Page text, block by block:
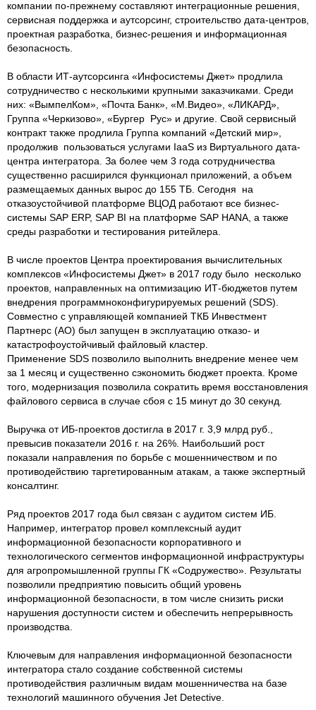
компании по-прежнему составляют интеграционные решения,
сервисная поддержка и аутсорсинг, строительство дата-центров,
проектная разработка, бизнес-решения и информационная
безопасность.
В области ИТ-аутсорсинга «Инфосистемы Джет» продлила
сотрудничество с несколькими крупными заказчиками. Среди
них: «ВымпелКом», «Почта Банк», «М.Видео», «ЛИКАРД»,
Группа «Черкизово», «Бургер Рус» и другие. Свой сервисный
контракт также продлила Группа компаний «Детский мир»,
продолжив пользоваться услугами IaaS из Виртуального дата-
центра интегратора. За более чем 3 года сотрудничества
существенно расширился функционал приложений, а объем
размещаемых данных вырос до 155 ТБ. Сегодня на
отказоустойчивой платформе ВЦОД работают все бизнес-
системы SAP ERP, SAP BI на платформе SAP HANA, а также
среды разработки и тестирования ритейлера.
В числе проектов Центра проектирования вычислительных
комплексов «Инфосистемы Джет» в 2017 году было несколько
проектов, направленных на оптимизацию ИТ-бюджетов путем
внедрения программноконфигурируемых решений (SDS).
Совместно с управляющей компанией ТКБ Инвестмент
Партнерс (АО) был запущен в эксплуатацию отказо- и
катастрофоустойчивый файловый кластер.
Применение SDS позволило выполнить внедрение менее чем
за 1 месяц и существенно сэкономить бюджет проекта. Кроме
того, модернизация позволила сократить время восстановления
файлового сервиса в случае сбоя с 15 минут до 30 секунд.
Выручка от ИБ-проектов достигла в 2017 г. 3,9 млрд руб.,
превысив показатели 2016 г. на 26%. Наибольший рост
показали направления по борьбе с мошенничеством и по
противодействию таргетированным атакам, а также экспертный
консалтинг.
Ряд проектов 2017 года был связан с аудитом систем ИБ.
Например, интегратор провел комплексный аудит
информационной безопасности корпоративного и
технологического сегментов информационной инфраструктуры
для агропромышленной группы ГК «Содружество». Результаты
позволили предприятию повысить общий уровень
информационной безопасности, в том числе снизить риски
нарушения доступности систем и обеспечить непрерывность
производства.
Ключевым для направления информационной безопасности
интегратора стало создание собственной системы
противодействия различным видам мошенничества на базе
технологий машинного обучения Jet Detective.